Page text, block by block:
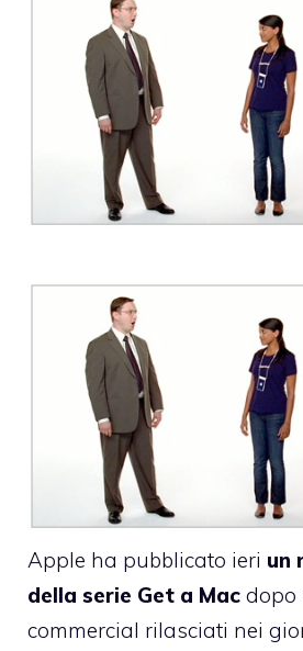
Apple ha pubblicato ieri un
della serie Get a Mac dopo
commercial rilasciati nei